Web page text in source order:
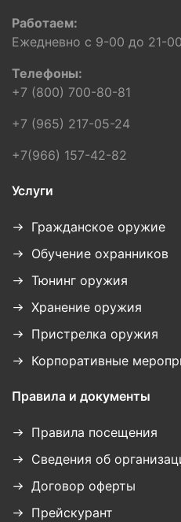
Работаем:
Ежедневно с 9-00 до 21-00
Телефоны:
+7 (800) 700-80-81
+7 (965) 217-05-24
+7(966) 157-42-82
Услуги
Гражданское оружие
Обучение охранников
Тюнинг оружия
Хранение оружия
Пристрелка оружия
Корпоративные
Правила и документы
Правила посещения
Сведения об
Договор оферты
Прейскурант